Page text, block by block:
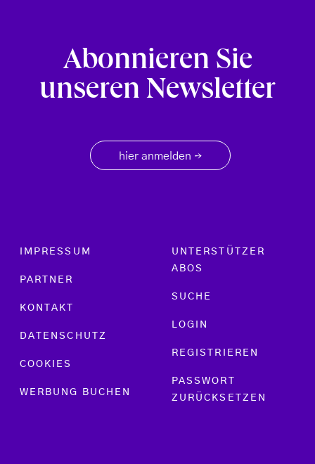
Abonnieren Sie
unseren Newsletter
hier anmelden →
Footer menu
IMPRESSUM
PARTNER
KONTAKT
DATENSCHUTZ
COOKIES
WERBUNG BUCHEN
UNTERSTÜTZER
ABOS
SUCHE
LOGIN
REGISTRIEREN
PASSWORT
ZURÜCKSETZEN